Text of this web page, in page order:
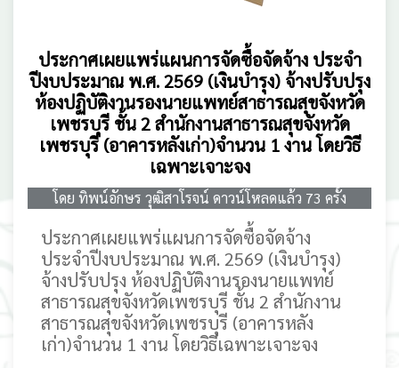
ประกาศเผยแพร่แผนการจัดซื้อจัดจ้าง ประจำ
ปีงบประมาณ พ.ศ. 2569 (เงินบำรุง) จ้างปรับปรุง
ห้องปฏิบัติงานรองนายแพทย์สาธารณสุขจังหวัด
เพชรบุรี ชั้น 2 สำนักงานสาธารณสุขจังหวัด
เพชรบุรี (อาคารหลังเก่า)จำนวน 1 งาน โดยวิธี
เฉพาะเจาะจง
โดย ทิพน์อักษร วุฒิสาโรจน์ ดาวน์โหลดแล้ว 73 ครั้ง
ประกาศเผยแพร่แผนการจัดซื้อจัดจ้าง
ประจำปีงบประมาณ พ.ศ. 2569 (เงินบำรุง)
จ้างปรับปรุง ห้องปฏิบัติงานรองนายแพทย์
สาธารณสุขจังหวัดเพชรบุรี ชั้น 2 สำนักงาน
สาธารณสุขจังหวัดเพชรบุรี (อาคารหลัง
เก่า)จำนวน 1 งาน โดยวิธีเฉพาะเจาะจง